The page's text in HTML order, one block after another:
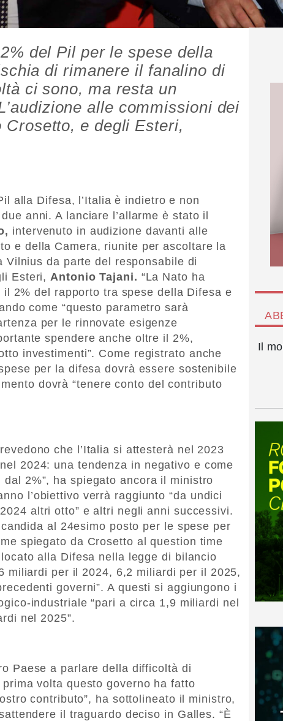
del Pil per le spese della
di rimanere il fanalino di
ci sono, ma resta un
alle commissioni dei
e degli Esteri,
alla Difesa, l’Italia è indietro e non
anni. A lanciare l’allarme è stato il
intervenuto in audizione davanti alle
e della Camera, riunite per ascoltare la
da parte del responsabile di
Esteri, Antonio Tajani. “La Nato ha
2% del rapporto tra spese della Difesa e
come “questo parametro sarà
per le rinnovate esigenze
spendere anche oltre il 2%,
investimenti”. Come registrato anche
per la difesa dovrà essere sostenibile
dovrà “tenere conto del contributo
che l’Italia si attesterà nel 2023
2024: una tendenza in negativo e come
2%”, ha spiegato ancora il ministro
l’obiettivo verrà raggiunto “da undici
altri otto” e altri negli anni successivi.
al 24esimo posto per le spese per
spiegato da Crosetto al question time
alla Difesa nella legge di bilancio
miliardi per il 2024, 6,2 miliardi per il 2025,
governi”. A questi si aggiungono i
industriale “pari a circa 1,9 miliardi nel
nel 2025”.
Paese a parlare della difficoltà di
volta questo governo ha fatto
contributo”, ha sottolineato il ministro,
il traguardo deciso in Galles. “È
Il